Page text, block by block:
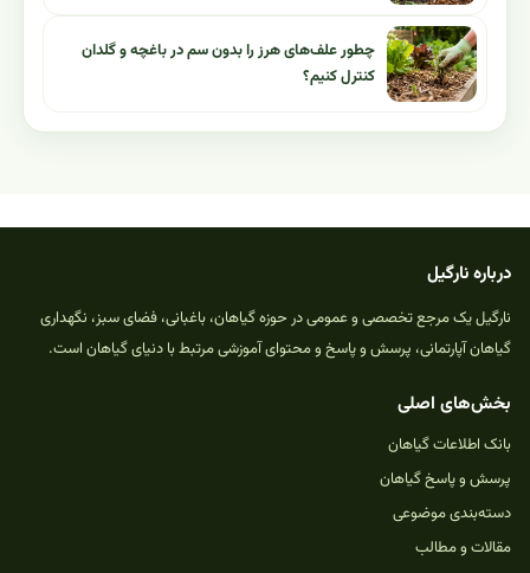
چطور علف‌های هرز را بدون سم در باغچه و گلدان
کنترل کنیم؟
درباره نارگیل
نارگیل یک مرجع تخصصی و عمومی در حوزه گیاهان، باغبانی، فضای سبز، نگهداری
گیاهان آپارتمانی، پرسش و پاسخ و محتوای آموزشی مرتبط با دنیای گیاهان است.
بخش‌های اصلی
بانک اطلاعات گیاهان
پرسش و پاسخ گیاهان
دسته‌بندی موضوعی
مقالات و مطالب